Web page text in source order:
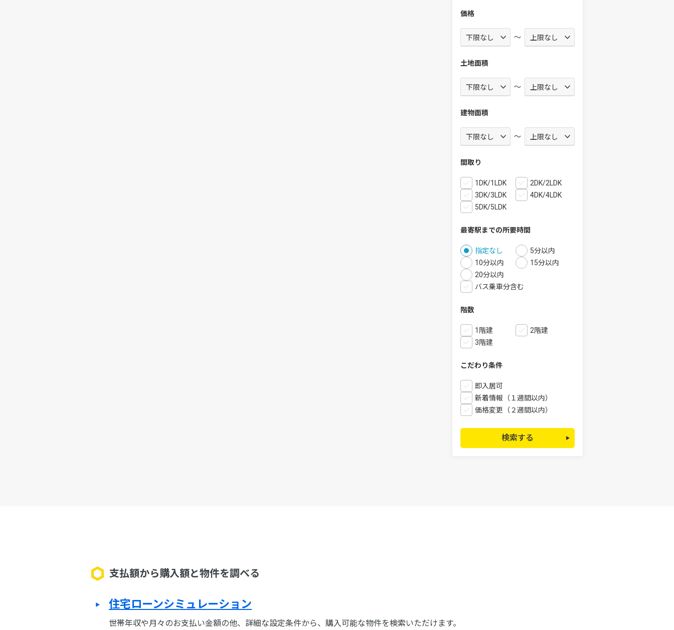
価格
～
土地面積
～
建物面積
～
間取り
1DK/1LDK
2DK/2LDK
3DK/3LDK
4DK/4LDK
5DK/5LDK
最寄駅までの所要時間
指定なし
5分以内
10分以内
15分以内
20分以内
バス乗車分含む
階数
1階建
2階建
3階建
こだわり条件
即入居可
新着情報（１週間以内）
価格変更（２週間以内）
検索する
支払額から購入額と物件を調べる
住宅ローンシミュレーション
世帯年収や月々のお支払い金額の他、詳細な設定条件から、購入可能な物件を検索いただけます。